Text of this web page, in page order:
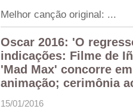
Melhor canção original: ...
Oscar 2016: 'O
indicações: Filme de
'Mad Max' concorre
animação; cerimônia
15/01/2016